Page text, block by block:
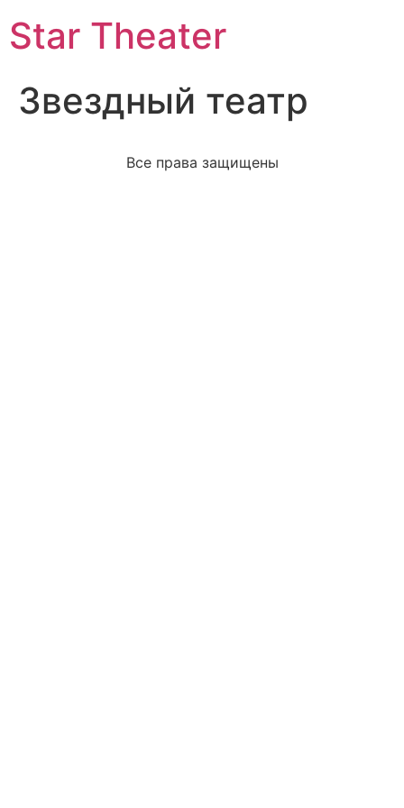
Star Theater
Звездный театр
Все права защищены